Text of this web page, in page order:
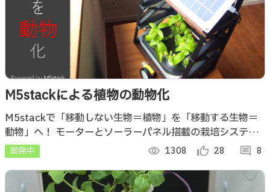
M5stackによる植物の動物化
M5stackで「移動しない生物＝植物」を「移動する生物＝
動物」へ！ モーターとソーラーパネル搭載の栽培システム
が日光を求めて動き、植物-ロボット-人間の新たな生態系を
創出します。
開発中 visibility 1308 thumb_up_alt 28 comment 8